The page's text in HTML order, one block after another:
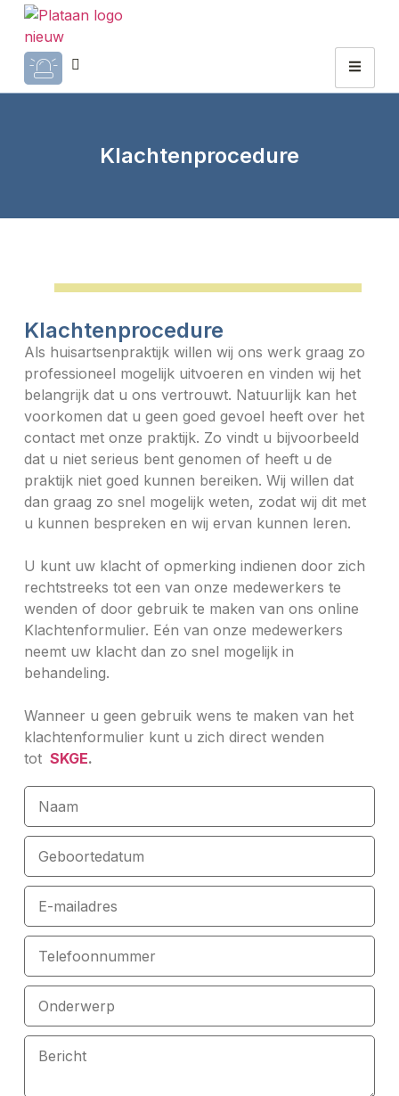
Klachtenprocedure
Klachtenprocedure
Als huisartsenpraktijk willen wij ons werk graag zo
professioneel mogelijk uitvoeren en vinden wij het
belangrijk dat u ons vertrouwt. Natuurlijk kan het
voorkomen dat u geen goed gevoel heeft over het
contact met onze praktijk. Zo vindt u bijvoorbeeld
dat u niet serieus bent genomen of heeft u de
praktijk niet goed kunnen bereiken. Wij willen dat
dan graag zo snel mogelijk weten, zodat wij dit met
u kunnen bespreken en wij ervan kunnen leren.
U kunt uw klacht of opmerking indienen door zich
rechtstreeks tot een van onze medewerkers te
wenden of door gebruik te maken van ons online
Klachtenformulier. Eén van onze medewerkers
neemt uw klacht dan zo snel mogelijk in
behandeling.
Wanneer u geen gebruik wens te maken van het
klachtenformulier kunt u zich direct wenden
tot SKGE.